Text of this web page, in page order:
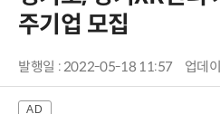
주기업 모집
발행일 : 2022-05-18 11:57 업데